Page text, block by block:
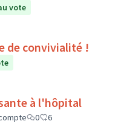
vote
de convivialité !
à l'hôpital
0
6